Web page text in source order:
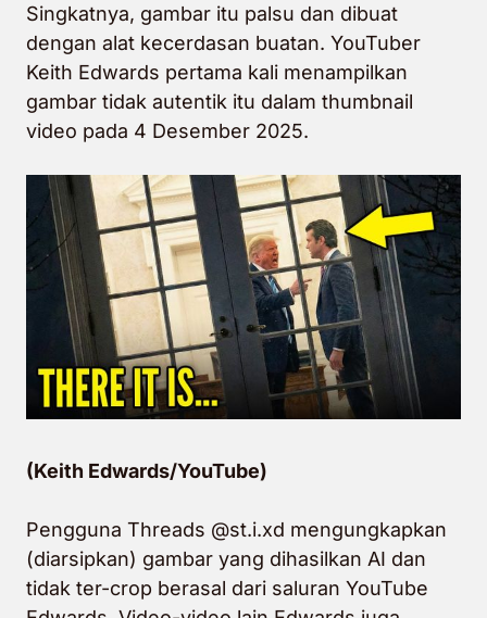
Singkatnya, gambar itu palsu dan dibuat
dengan alat kecerdasan buatan. YouTuber
Keith Edwards pertama kali menampilkan
gambar tidak autentik itu dalam thumbnail
video pada 4 Desember 2025.
(Keith Edwards/YouTube)
Pengguna Threads @st.i.xd mengungkapkan
(diarsipkan) gambar yang dihasilkan AI dan
tidak ter-crop berasal dari saluran YouTube